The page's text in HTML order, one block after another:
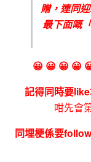
贈，連同
最下面嘅
😀 😀 😀 😀
記得同時要
咁先會
同埋梗係要